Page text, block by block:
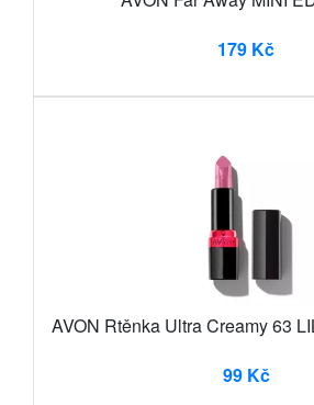
179 Kč
AVON Rtěnka Ultra Creamy 63
99 Kč